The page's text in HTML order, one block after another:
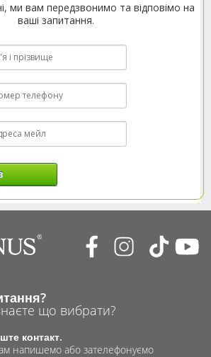
ми вам передзвонимо та відповімо на
ваші запитання.
що вибрати?
контакт.
напишемо або зателефонуємо